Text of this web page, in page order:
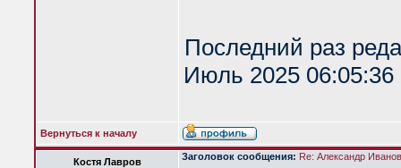
Последний раз
Июль 2025 06:05:36
Вернуться к началу
Костя Лавров Заголовок сообщения: Re: Александр